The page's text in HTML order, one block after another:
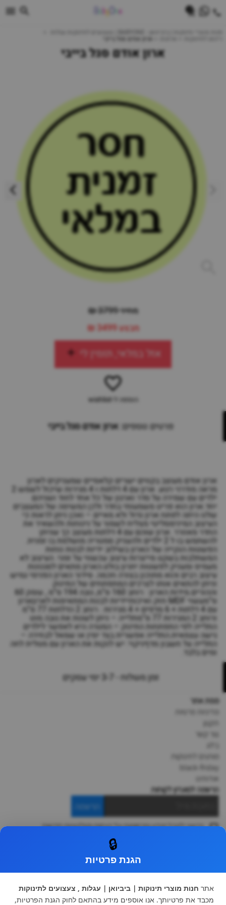
ארון אודם סגל בייבי
מחיר 3799 ₪
מבצע3499 ₪
אזל במלאי, תזמין לי
הוספה ל-wishlist
פרטים נוספים:ארון אודם סגל בייבי
ארון אודם מעוצב בקווים ישרים קלאסיים שמעניקים לארון
ילדים עם שמירה על סדר וארגון של כל אחד לחוד ושניהם
יחד.ארון הוא פריט משמעותי בחדר ולכן המשימה של המעצבים
שלנו היתה לפתח ארון גדול ולא מאיים – ואכן ניתן לראות כי
העיצוב המינימסליטי מצליח לשמור על נינוחות ולהשאיר את
החדר מאוורר. ארון שוהם עם 4 דלתות מעוצב כך שניתן
להשתמש בו ל 2 ילדים ולהעניק סמטריה מושלמת בו זמנית.
הפשטות הנקייה של הארון בשילוב ידיות לבנות נוחות
המשתלבות בשקט מייצרות עיצוב עכשווי על זמני. העיצוב לא
מעמיס ומעניק לפשטות יתרון בולט.הארון מתאים לסגנונות
עיצוב רבים והוא מתוכנן בצורה חכמה. סידור הארון הפנימי גמיש
וניתן להתאים אותו לצרכים המתפתחים של התינוק
וההורים.מידות הארון : רוחב 160 ס”מ, גובה 194 ס”מ , עומק 60
ס”מעשוי MDF חזק ואיכותיידיות לבנות המתאימות לארוןארון
עם 4 דלתות + 6 מדפים + 4 מגירות : רוחב 2 הדלתות 77 ס”מ
ורוחב 2 המגירות 77 ס”מתלייה – ניתן לשנות את גובה מוט
התלייה לפי התפתחות התינוק – המטרה היא לאפשר לילדים
גישה עצמאית.התלייה אפשרית בצד ימין או שמאל לבחירה –
התלייה על חשבון מדףניקוי: יש לנקות את הארון עם מטלית לחה
ומים בלבד.
זמן משלוח - 3-7 ימי עסקים
מפת אתר
צור קשר
מותגים לתינוקות
black-friday
אודותינו
הרשמה למועדון לקוחות
הרשמה
ברצוני לקבל מידע ופרסומות על הנחות וקולקציות חדשות
עגלות וטיולונים
כיסא בטיחות ואביזרים
ריהוט לתינוקות
מצעים למיטת תינוק וטקסטיל
🔒
הגנת פרטיות
אתר חנות מוצרי תינוקות | ביביואן | עגלות , צעצועים לתינוקות
מכבד את פרטיותך. אנו אוספים מידע בהתאם לחוק הגנת הפרטיות,